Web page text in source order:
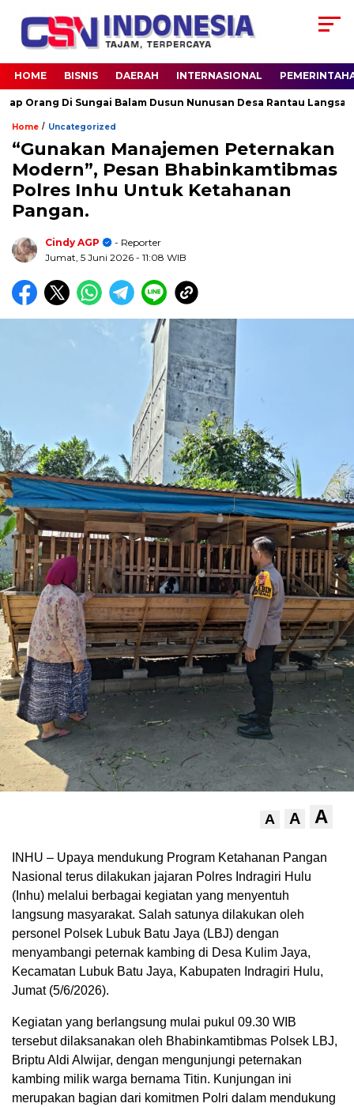
HOME BISNIS DAERAH INTERNASIONAL
Di Sungai Balam Dusun Nunusan Desa Rantau Langsat kec.
Home / Uncategorized
“Gunakan Manajemen Peternakan
Modern”, Pesan Bhabinkamtibmas
Polres Inhu Untuk Ketahanan
Pangan.
Cindy AGP
- Reporter
Jumat, 5 Juni 2026 - 11:08 WIB
A A A
INHU – Upaya mendukung Program Ketahanan Pangan
Nasional terus dilakukan jajaran Polres Indragiri Hulu
(Inhu) melalui berbagai kegiatan yang menyentuh
langsung masyarakat. Salah satunya dilakukan oleh
personel Polsek Lubuk Batu Jaya (LBJ) dengan
menyambangi peternak kambing di Desa Kulim Jaya,
Kecamatan Lubuk Batu Jaya, Kabupaten Indragiri Hulu,
Jumat (5/6/2026).
Kegiatan yang berlangsung mulai pukul 09.30 WIB
tersebut dilaksanakan oleh Bhabinkamtibmas Polsek LBJ,
Briptu Aldi Alwijar, dengan mengunjungi peternakan
kambing milik warga bernama Titin. Kunjungan ini
merupakan bagian dari komitmen Polri dalam mendukung